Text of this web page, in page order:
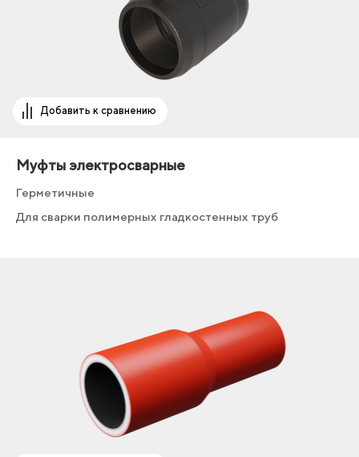
Добавить к сравнению
Муфты электросварные
Герметичные
Для сварки полимерных гладкостенных труб